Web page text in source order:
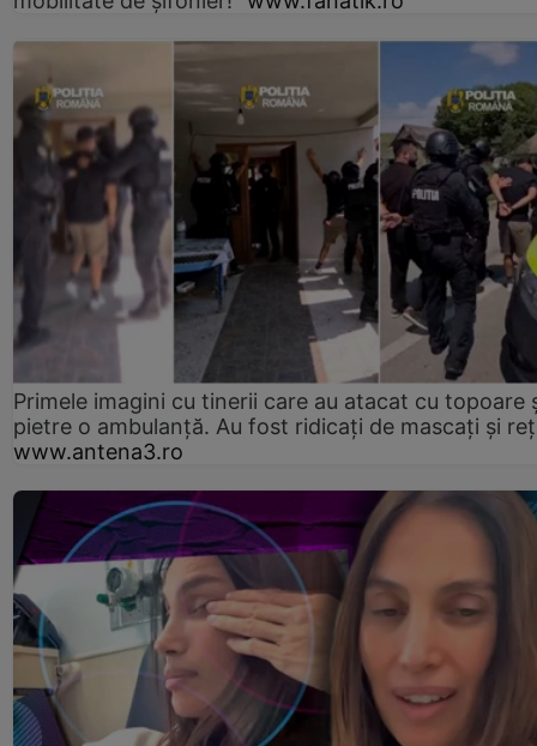
Primele imagini cu tinerii care au atacat cu topoare
pietre o ambulanță. Au fost ridicați de mascați și
www.antena3.ro